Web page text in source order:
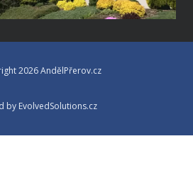
2026 AndělPřerov.cz
by EvolvedSolutions.cz